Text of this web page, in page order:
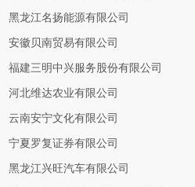
黑龙江名扬能源有限公司
安徽贝南贸易有限公司
福建三明中兴服务股份有限公司
河北维达农业有限公司
云南安宁文化有限公司
宁夏罗复证券有限公司
黑龙江兴旺汽车有限公司